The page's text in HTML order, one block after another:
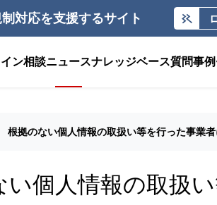
対応を支援するサイト
ン相談ニュースナレッジベース質問事例
拠のない個人情報の取扱い等を行った事業
個人情報の取扱